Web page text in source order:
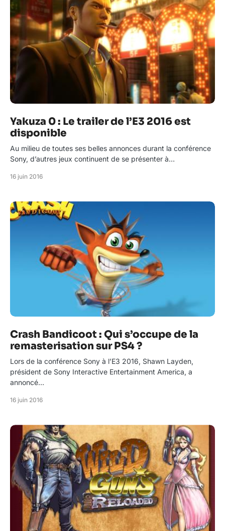
Yakuza 0 : Le trailer de l’E3 2016 est
disponible
Au milieu de toutes ses belles annonces durant la conférence
Sony, d’autres jeux continuent de se présenter à…
16 juin 2016
Crash Bandicoot : Qui s’occupe de la
remasterisation sur PS4 ?
Lors de la conférence Sony à l’E3 2016, Shawn Layden,
président de Sony Interactive Entertainment America, a
annoncé…
16 juin 2016